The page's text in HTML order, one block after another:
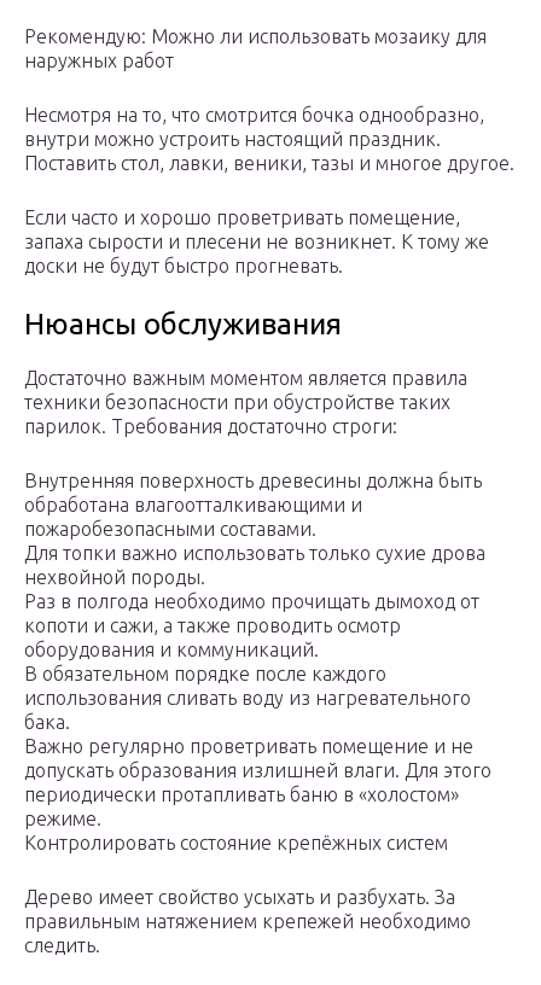
Рекомендую: Можно ли использовать мозаику для
наружных работ
Несмотря на то, что смотрится бочка однообразно,
внутри можно устроить настоящий праздник.
Поставить стол, лавки, веники, тазы и многое другое.
Если часто и хорошо проветривать помещение,
запаха сырости и плесени не возникнет. К тому же
доски не будут быстро прогневать.
Нюансы обслуживания
Достаточно важным моментом является правила
техники безопасности при обустройстве таких
парилок. Требования достаточно строги:
Внутренняя поверхность древесины должна быть
обработана влагоотталкивающими и
пожаробезопасными составами.
Для топки важно использовать только сухие дрова
нехвойной породы.
Раз в полгода необходимо прочищать дымоход от
копоти и сажи, а также проводить осмотр
оборудования и коммуникаций.
В обязательном порядке после каждого
использования сливать воду из нагревательного
бака.
Важно регулярно проветривать помещение и не
допускать образования излишней влаги. Для этого
периодически протапливать баню в «холостом»
режиме.
Контролировать состояние крепёжных систем
Дерево имеет свойство усыхать и разбухать. За
правильным натяжением крепежей необходимо
следить.